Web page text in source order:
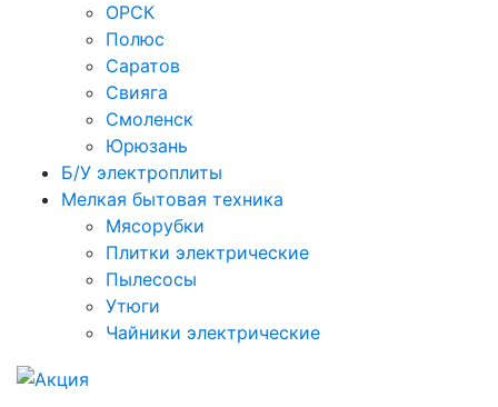
ОРСК
Полюс
Саратов
Свияга
Смоленск
Юрюзань
Б/У электроплиты
Мелкая бытовая техника
Мясорубки
Плитки электрические
Пылесосы
Утюги
Чайники электрические